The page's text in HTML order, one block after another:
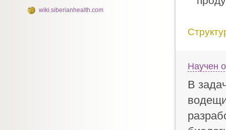
Научен
В
wiki.siberianhealth.com